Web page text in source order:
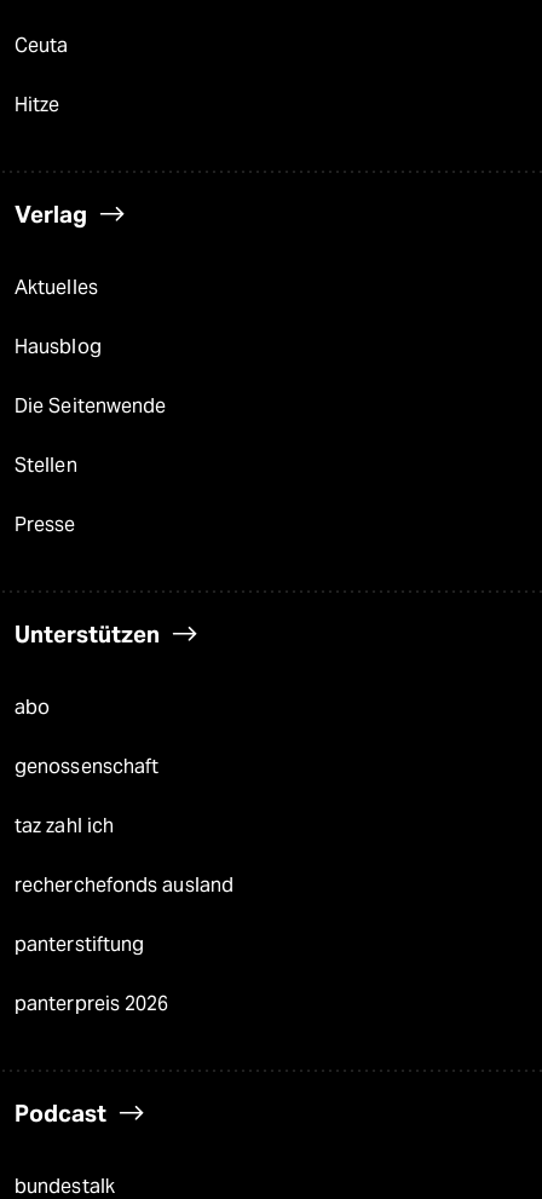
Ceuta
Hitze
Verlag
Aktuelles
Hausblog
Die Seitenwende
Stellen
Presse
Unterstützen
abo
genossenschaft
taz zahl ich
recherchefonds ausland
panterstiftung
panterpreis 2026
Podcast
bundestalk